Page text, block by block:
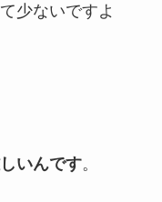
少ないですよ
いんです。